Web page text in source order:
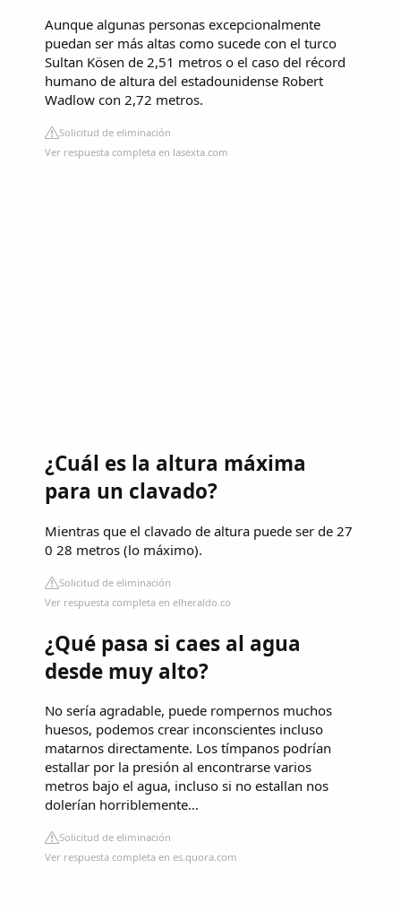
Aunque algunas personas excepcionalmente
puedan ser más altas como sucede con el turco
Sultan Kösen de 2,51 metros o el caso del récord
humano de altura del estadounidense Robert
Wadlow con 2,72 metros.
Solicitud de eliminación
Ver respuesta completa en lasexta.com
¿Cuál es la altura máxima
para un clavado?
Mientras que el clavado de altura puede ser de 27
0 28 metros (lo máximo).
Solicitud de eliminación
Ver respuesta completa en elheraldo.co
¿Qué pasa si caes al agua
desde muy alto?
No sería agradable, puede rompernos muchos
huesos, podemos crear inconscientes incluso
matarnos directamente. Los tímpanos podrían
estallar por la presión al encontrarse varios
metros bajo el agua, incluso si no estallan nos
dolerían horriblemente…
Solicitud de eliminación
Ver respuesta completa en es.quora.com